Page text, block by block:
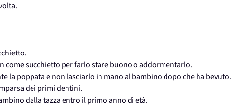
come succhietto per farlo stare buono o addormentarlo.
la poppata e non lasciarlo in mano al bambino dopo che ha bevuto.
dei primi dentini.
dalla tazza entro il primo anno di età.